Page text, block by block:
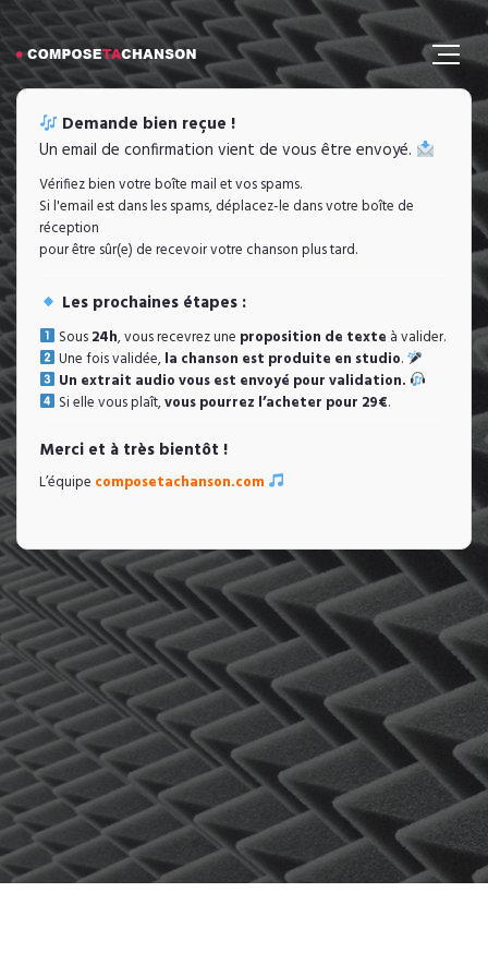
Demande bien reçue !
Un email de confirmation vient de vous être envoyé.
Vérifiez bien votre boîte mail et vos spams.
Si l'email est dans les spams, déplacez-le dans votre boîte de
réception
pour être sûr(e) de recevoir votre chanson plus tard.
Les prochaines étapes :
Sous24h, vous recevrez une proposition de texte à valider.
Une fois validée,la chanson est produite en studio.
Un extrait audio vous est envoyé pour validation.
Si elle vous plaît,vous pourrez l’acheter pour 29€.
Merci et à très bientôt !
L’équipe composetachanson.com